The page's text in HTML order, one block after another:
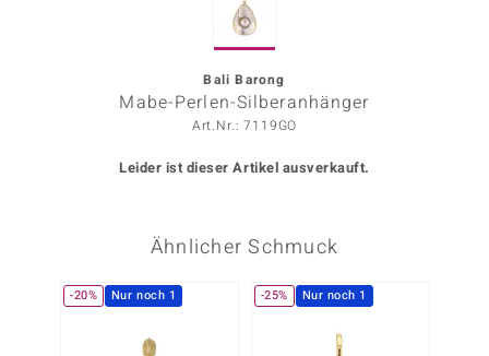
Bali Barong
Mabe-Perlen-Silberanhänger
Art.Nr.: 7119GO
Leider ist dieser Artikel ausverkauft.
Ähnlicher Schmuck
-20% Nur noch 1 -25% Nur noch 1